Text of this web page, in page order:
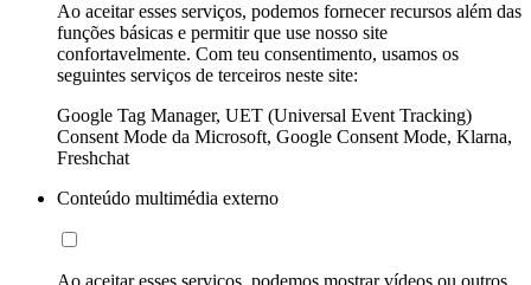
Ao aceitar esses serviços, podemos fornecer recursos além das
funções básicas e permitir que use nosso site
confortavelmente. Com teu consentimento, usamos os
seguintes serviços de terceiros neste site:
Google Tag Manager, UET (Universal Event Tracking)
Consent Mode da Microsoft, Google Consent Mode, Klarna,
Freshchat
Conteúdo multimédia externo
Ao aceitar esses serviços, podemos mostrar vídeos ou outros